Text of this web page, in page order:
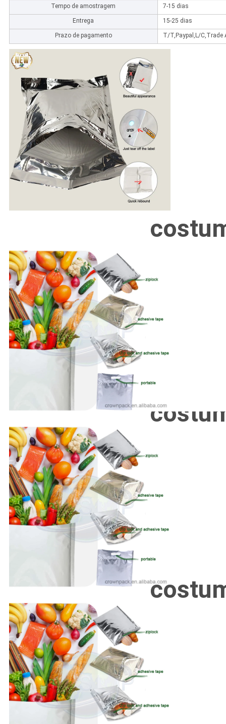
Tempo de amostragem
7-15 dias
Entrega 15-25 dias
Prazo de pagamento T/T,Paypal,L/C,Trade
Os nossos mails auto-selados e isolados são resistentes a altas